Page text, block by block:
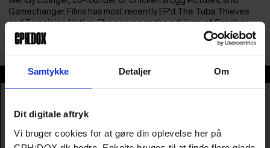
Samtykke Detaljer Om
Dit digitale aftryk
Vi bruger cookies for at gøre din oplevelse her på
Gamechanger Films has most recently EP'd The Tuba Thieves
and Remaining Native. She serves on the advisory of Sandbox
Films and BGDM.
Wendy Ettinger